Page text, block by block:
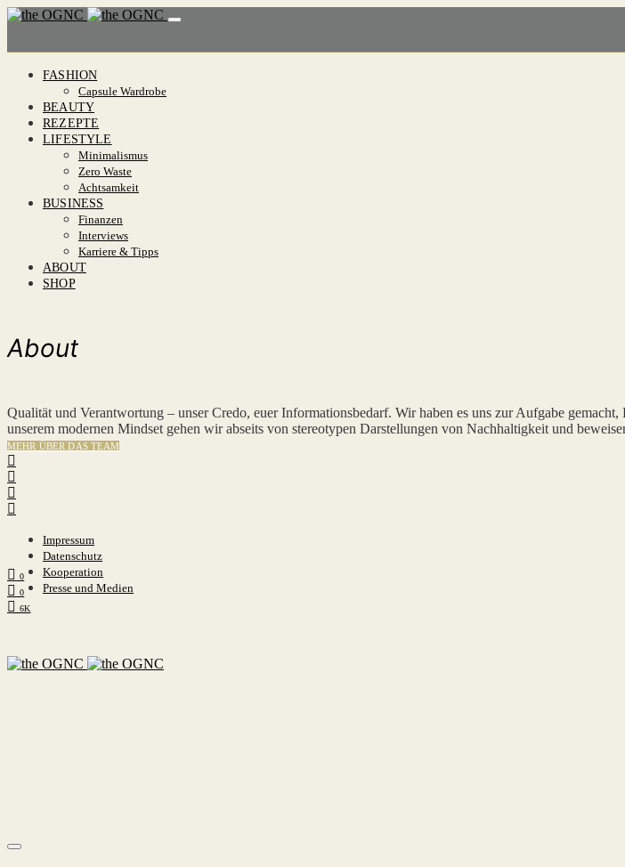
FASHION
Capsule Wardrobe
BEAUTY
REZEPTE
LIFESTYLE
Minimalismus
Zero Waste
Achtsamkeit
BUSINESS
Finanzen
Interviews
Karriere & Tipps
ABOUT
SHOP
About
Qualität und Verantwortung – unser Credo, euer Informationsbedarf. Wir haben es uns zur Aufgabe
unserem modernen Mindset gehen wir abseits von stereotypen Darstellungen von Nachhaltigkeit und
MEHR ÜBER DAS TEAM
Impressum
Datenschutz
Kooperation
Presse und Medien
0
0
6K